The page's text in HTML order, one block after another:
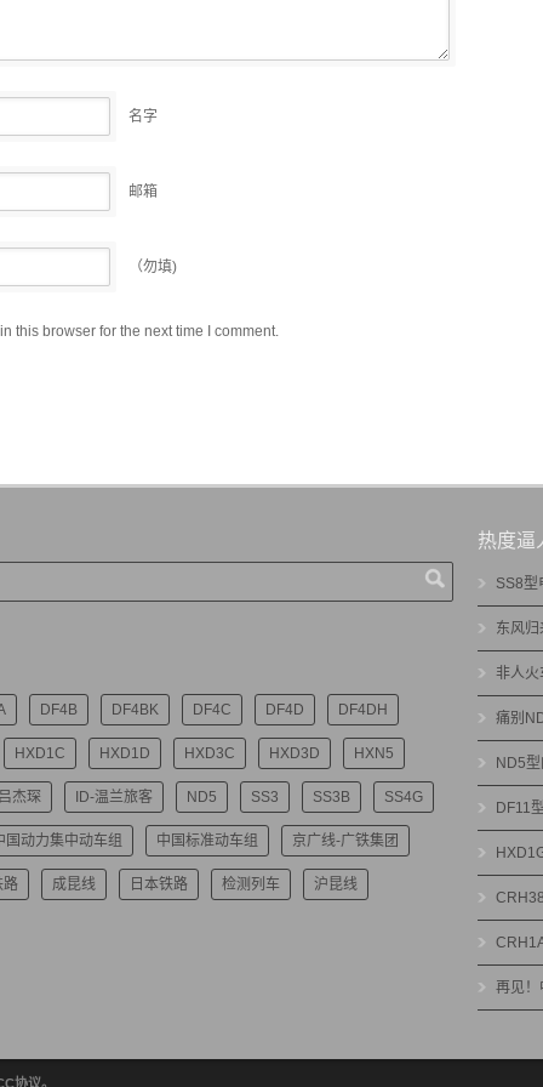
名字
邮箱
（勿填)
this browser for the next time I comment.
DF4B DF4BK DF4C DF4D DF4DH
HXD1C HXD1D HXD3C HXD3D HXN5
杰琛 ID-温兰旅客 ND5 SS3 SS3B SS4G
国动力集中动车组 中国标准动车组 京广线-广铁集团
路 成昆线 日本铁路 检测列车 沪昆线
热度逼
SS8型
东风
非人火
痛别
ND5
DF11
再见！
协议。